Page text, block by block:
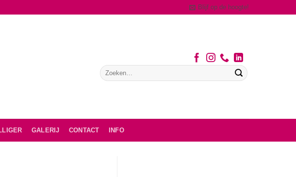
Blijf op de hoogte!
GALERIJ CONTACT INFO